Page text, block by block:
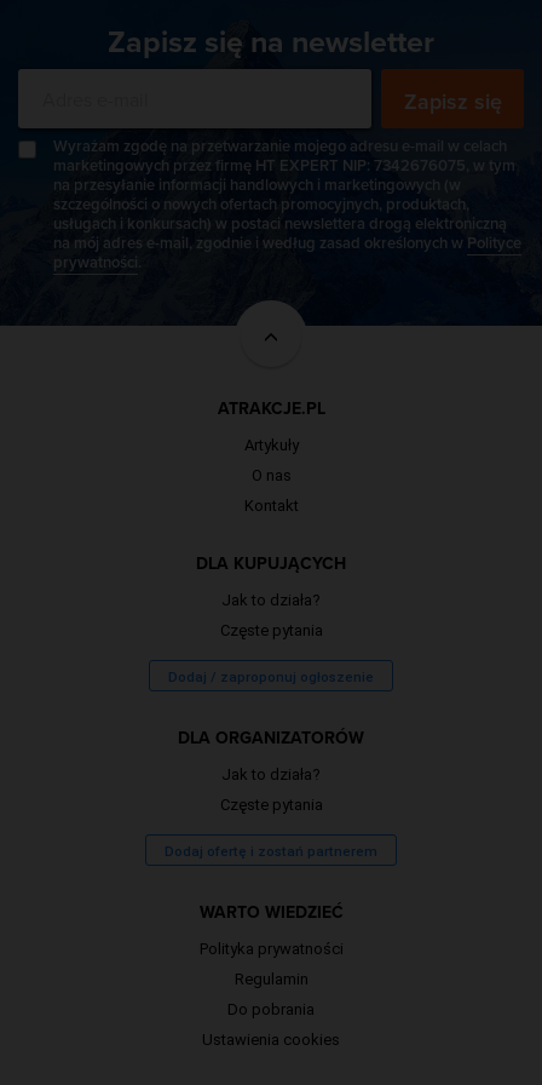
Zapisz się na newsletter
Zapisz się
Wyrażam zgodę na przetwarzanie mojego adresu e-mail w celach
marketingowych przez firmę HT EXPERT NIP: 7342676075, w tym
na przesyłanie informacji handlowych i marketingowych (w
szczególności o nowych ofertach promocyjnych, produktach,
usługach i konkursach) w postaci newslettera drogą elektroniczną
na mój adres e-mail, zgodnie i według zasad określonych w Polityce
prywatności.
ATRAKCJE.PL
Artykuły
O nas
Kontakt
DLA KUPUJĄCYCH
Jak to działa?
Częste pytania
Dodaj / zaproponuj ogłoszenie
DLA ORGANIZATORÓW
Jak to działa?
Częste pytania
Dodaj ofertę i zostań partnerem
WARTO WIEDZIEĆ
Polityka prywatności
Regulamin
Do pobrania
Ustawienia cookies